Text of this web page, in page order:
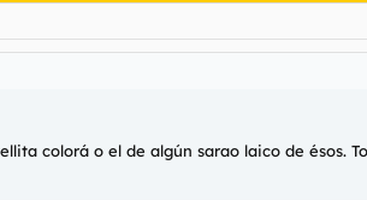
colorá o el de algún sarao laico de ésos.